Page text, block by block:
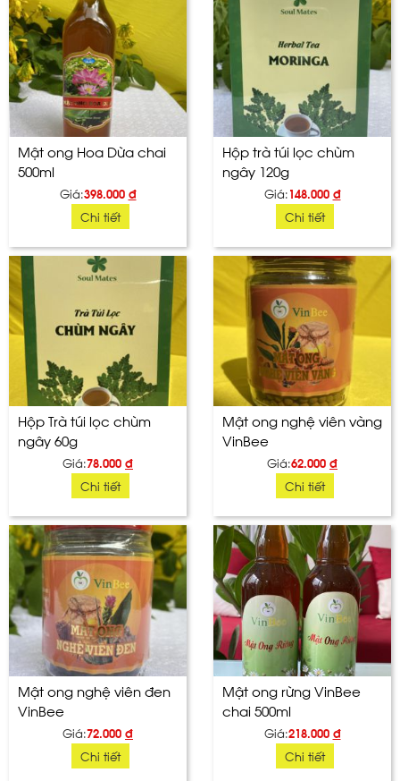
Mật ong Hoa Dừa chai
500ml
Giá:398.000 đ
Chi tiết
Hộp trà túi lọc chùm
ngây 120g
Giá:148.000 đ
Chi tiết
Hộp Trà túi lọc chùm
ngây 60g
Giá:78.000 đ
Chi tiết
Mật ong nghệ viên vàng
VinBee
Giá:62.000 đ
Chi tiết
Mật ong nghệ viên đen
VinBee
Giá:72.000 đ
Chi tiết
Mật ong rừng VinBee
chai 500ml
Giá:218.000 đ
Chi tiết